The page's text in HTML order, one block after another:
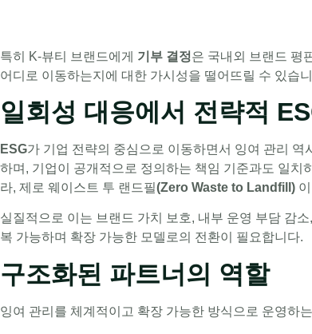
특히 K-뷰티 브랜드에게 기부 결정은 국내외 브랜드 평
어디로 이동하는지에 대한 가시성을 떨어뜨릴 수 있습
일회성 대응에서 전략적
ESG가 기업 전략의 중심으로 이동하면서 잉여 관리
하며, 기업이 공개적으로 정의하는 책임 기준과도 일
라, 제로 웨이스트 투 랜드필(Zero Waste to Landfill)
실질적으로 이는 브랜드 가치 보호, 내부 운영 부담 감
복 가능하며 확장 가능한 모델로의 전환이 필요합니다.
구조화된 파트너의 역할
잉여 관리를 체계적이고 확장 가능한 방식으로 운영하